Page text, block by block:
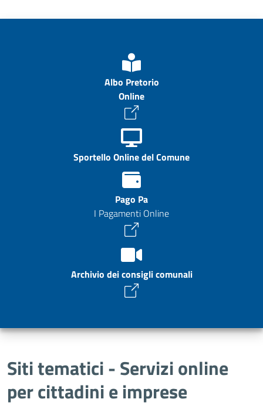
Albo Pretorio
Online
Sportello Online del Comune
Pago Pa
I Pagamenti Online
Archivio dei consigli comunali
Siti tematici - Servizi online
per cittadini e imprese